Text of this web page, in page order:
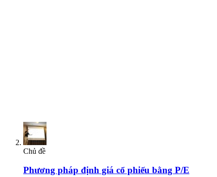
Chủ đề
Phương pháp định giá cổ phiếu bằng P/E